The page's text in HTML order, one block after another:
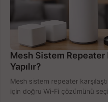
Mesh Sistem Repeater
Yapılır?
Mesh sistem repeater
için doğru Wi-Fi çözümünü